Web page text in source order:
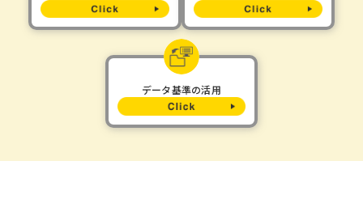
データ基準の活用